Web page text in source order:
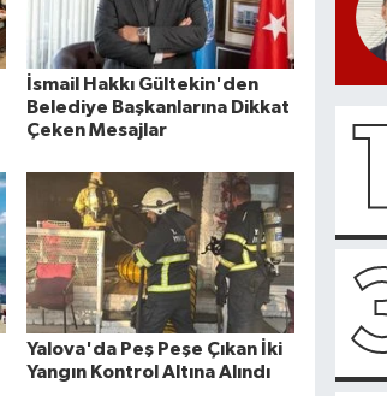
İsmail Hakkı Gültekin'den
Belediye Başkanlarına Dikkat
Çeken Mesajlar
Yalova'da Peş Peşe Çıkan İki
Yangın Kontrol Altına Alındı
1